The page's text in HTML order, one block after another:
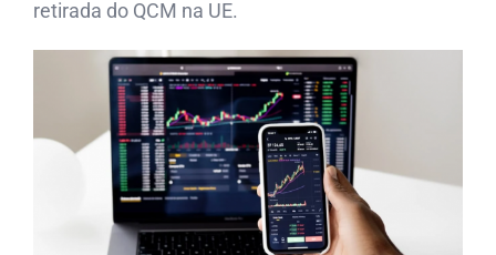
retirada do QCM na UE.